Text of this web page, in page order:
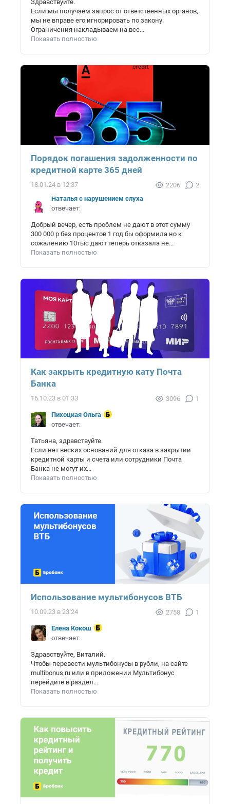
Здравствуйте.
Если мы получаем запрос от ответственных органов,
мы не вправе его игнорировать по закону.
Ограничения накладываем на все...
Показать полностью
Порядок погашения задолженности по
кредитной карте 365 дней
18.01.24 в 12:37 2206
2
Наталья с нарушением слуха
отвечает:
Добрый вечер, есть проблем не дают в этот сумму
300 000 р без процентов 1 год бы оформила но к
сожалению 10тыс дают теперь отказала не...
Показать полностью
Как закрыть кредитную кату Почта
Банка
16.10.23 в 01:33 3096 1
Пихоцкая Ольга
отвечает:
Татьяна, здравствуйте.
Если нет веских оснований для отказа в закрытии
кредитной карты и счета или сотрудники Почта
Банка не могут их...
Показать полностью
Использование мультибонусов ВТБ
10.09.23 в 23:24 2758 1
Елена Кокош
отвечает:
Здравствуйте, Виталий.
Чтобы перевести мультибонусы в рубли, на сайте
multibonus.ru или в приложении Мультибонус
перейдите в раздел...
Показать полностью